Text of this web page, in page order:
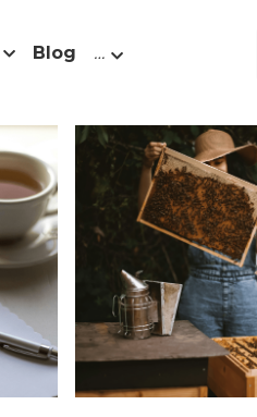
Blog …
à Soi conscience Le